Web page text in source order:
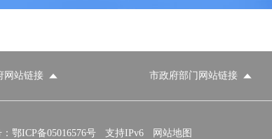
网站链接 市政府部门网站链接
市政府部门网站 各区政府部门网站
国家发展和改革委员会
鄂ICP备05016576号 支持IPv6 网站地图